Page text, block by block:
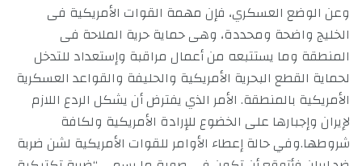
وعن الوضع العسكري، فإن مهمة القوات الأمريكية فى
الخليج واضحة ومحددة، وهى حماية حرية الملاحة فى
المنطقة وما يستتبعه من أعمال مراقبة وإستعداد للتدخل
لحماية القطع البحرية الأمريكية والحليفة والقواعد العسكرية
الأمريكية بالمنطقة. الأمر الذي يفترض أن يشكل الردع اللازم
لإيران وإجبارها على الخضوع للإرادة الأمريكية ولكافة
شروطها.وفي حالة إعطاء الأوامر للقوات الأمريكية لشن ضربة